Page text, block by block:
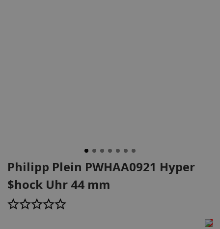
Philipp Plein PWHAA0921 Hyper
$hock Uhr 44 mm